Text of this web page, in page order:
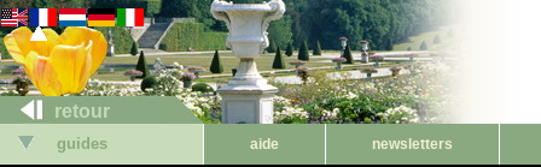
retour
guides aide
newsletters